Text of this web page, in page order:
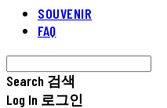
SOUVENIR
FAQ
Search 검색
Log In 로그인